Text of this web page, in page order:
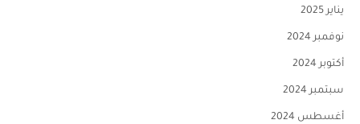
يناير 2025
نوفمبر 2024
أكتوبر 2024
سبتمبر 2024
أغسطس 2024